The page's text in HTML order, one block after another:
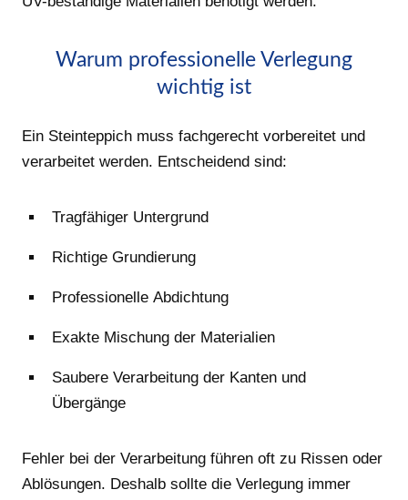
Warum professionelle Verlegung
wichtig ist
Ein Steinteppich muss fachgerecht vorbereitet und
verarbeitet werden. Entscheidend sind:
Tragfähiger Untergrund
Richtige Grundierung
Professionelle Abdichtung
Exakte Mischung der Materialien
Saubere Verarbeitung der Kanten und
Übergänge
Fehler bei der Verarbeitung führen oft zu Rissen oder
Ablösungen. Deshalb sollte die Verlegung immer